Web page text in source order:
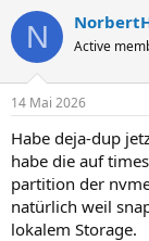
N Active
14 Mai 2026
Habe deja-dup
habe die auf
partition der
natürlich weil
lokalem Storage.